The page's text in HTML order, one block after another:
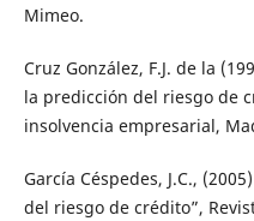
Mimeo.
Cruz González, F.J. de la
la predicción del riesgo de
insolvencia empresarial,
García Céspedes, J.C.,
del riesgo de crédito”,